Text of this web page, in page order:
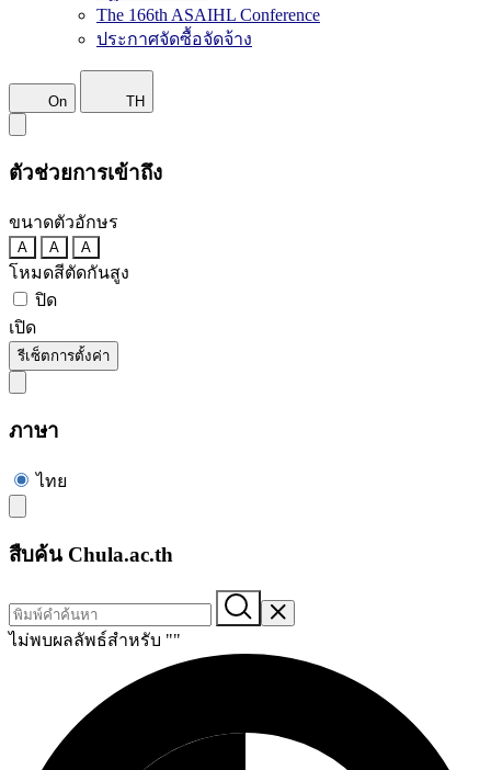
The 166th ASAIHL Conference
ประกาศจัดซื้อจัดจ้าง
On TH
ตัวช่วยการเข้าถึง
ขนาดตัวอักษร
A A A
โหมดสีตัดกันสูง
ปิด
เปิด
รีเซ็ตการตั้งค่า
ภาษา
ไทย
สืบค้น Chula.ac.th
ไม่พบผลลัพธ์สำหรับ ""